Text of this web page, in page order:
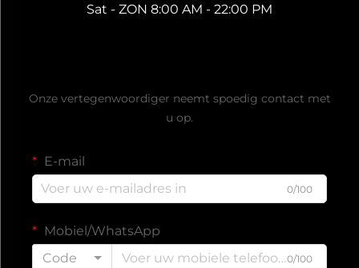
Sat - ZON 8:00 AM - 22:00 PM
Onze vertegenwoordiger neemt spoedig contact met
u op.
E-mail
0/100
Mobiel/WhatsApp
Code
0/100